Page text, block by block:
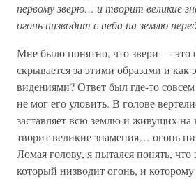
первому зверю… и творит великие
огонь низводит с неба на землю
Мне было понятно, что звери — это
скрывается за этими образами и как
видениями? Ответ был где-то
не мог его уловить. В голове
заставляет всю землю и живущих
творит великие знамения… огонь
Ломая голову, я пытался понять, что
который низводит огонь, и